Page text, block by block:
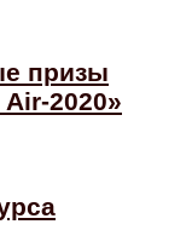
призы
2020»